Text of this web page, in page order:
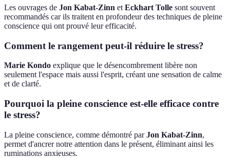
Les ouvrages de Jon Kabat-Zinn et Eckhart Tolle sont souvent
recommandés car ils traitent en profondeur des techniques de pleine
conscience qui ont prouvé leur efficacité.
Comment le rangement peut-il réduire le stress?
Marie Kondo explique que le désencombrement libère non
seulement l'espace mais aussi l'esprit, créant une sensation de calme
et de clarté.
Pourquoi la pleine conscience est-elle efficace contre
le stress?
La pleine conscience, comme démontré parJon Kabat-Zinn,
permet d'ancrer notre attention dans le présent, éliminant ainsi les
ruminations anxieuses.